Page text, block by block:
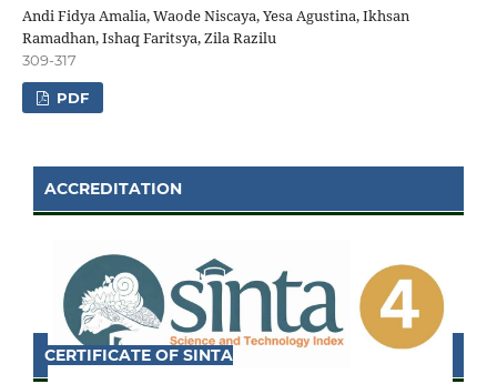
Andi Fidya Amalia, Waode Niscaya, Yesa Agustina, Ikhsan
Ramadhan, Ishaq Faritsya, Zila Razilu
309-317
PDF
ACCREDITATION
CERTIFICATE OF SINTA